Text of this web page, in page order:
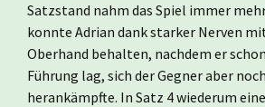
Satzstand nahm das Spiel immer
konnte Adrian dank starker Nerven
Oberhand behalten, nachdem er
Führung lag, sich der Gegner aber
herankämpfte. In Satz 4 wiederum